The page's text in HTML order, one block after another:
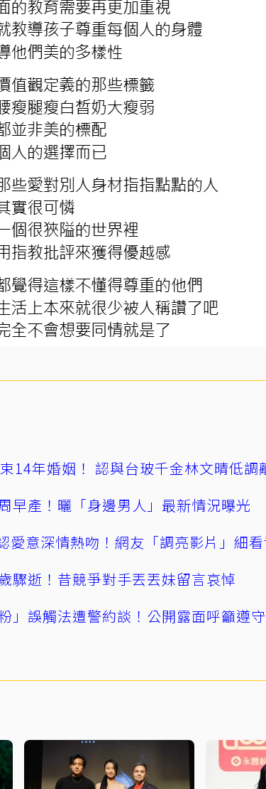
14年婚姻！ 認與台玻千金林文晴低調
早產！曬「身邊男人」最新情況曝光
愛意深情熱吻！網友「調亮影片」細
驟逝！昔競爭對手丟丟妹留言哀悼
」誤觸法遭警約談！公開露面呼籲遵